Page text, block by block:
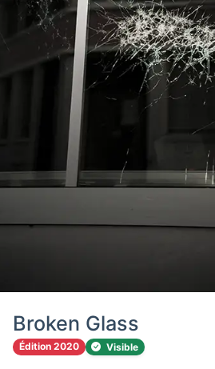
Broken Glass
Édition 2020 Visible